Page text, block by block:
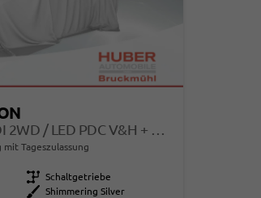
COMFORT 1.6 T-GDI 2WD / LED PDC V&H + KAMERA SITZ LENKRADHEIZUNG ALU 18"
mit Tageszulassung
Getriebe Schaltgetriebe
Außenfarbe
Shimmering Silver